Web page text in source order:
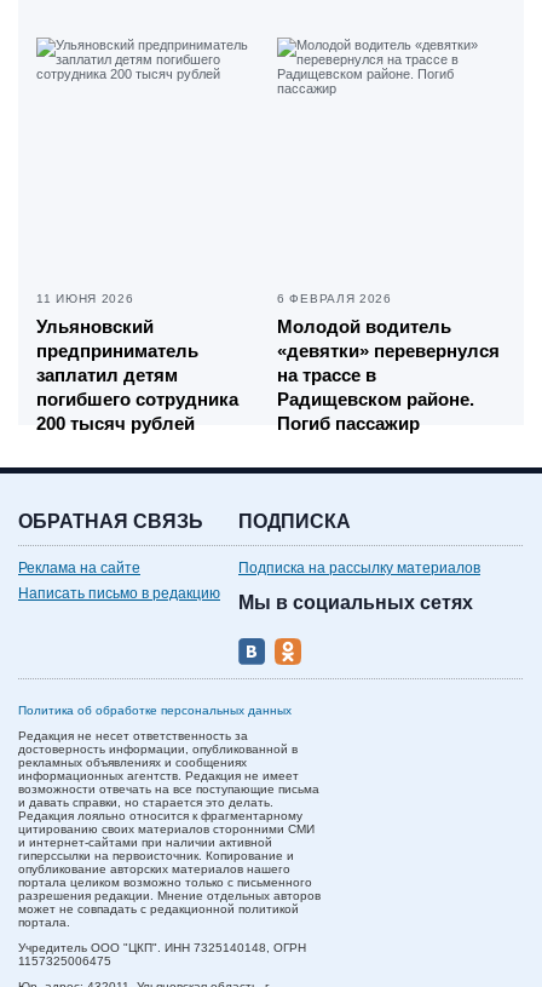
11 ИЮНЯ 2026
Ульяновский
предприниматель
заплатил детям
погибшего сотрудника
200 тысяч рублей
6 ФЕВРАЛЯ 2026
Молодой водитель
«девятки» перевернулся
на трассе в
Радищевском районе.
Погиб пассажир
ОБРАТНАЯ СВЯЗЬ
Реклама на сайте
Написать письмо в редакцию
ПОДПИСКА
Подписка на рассылку материалов
Мы в социальных сетях
Политика об обработке персональных данных
Редакция не несет ответственность за
достоверность информации, опубликованной в
рекламных объявлениях и сообщениях
информационных агентств. Редакция не имеет
возможности отвечать на все поступающие письма
и давать справки, но старается это делать.
Редакция лояльно относится к фрагментарному
цитированию своих материалов сторонними СМИ
и интернет-сайтами при наличии активной
гиперссылки на первоисточник. Копирование и
опубликование авторских материалов нашего
портала целиком возможно только с письменного
разрешения редакции. Мнение отдельных авторов
может не совпадать с редакционной политикой
портала.
Учредитель ООО "ЦКП". ИНН 7325140148, ОГРН
1157325006475